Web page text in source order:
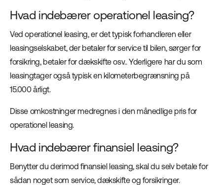
Hvad indebærer operationel leasing?
Ved operationel leasing, er det typisk forhandleren eller
leasingselskabet, der betaler for service til bilen, sørger for
forsikring, betaler for dækskifte osv.. Yderligere har du som
leasingtager også typisk en kilometerbegrænsning på
15.000 årligt.
Disse omkostninger medregnes i den månedlige pris for
operationel leasing.
Hvad indebærer finansiel leasing?
Benytter du derimod finansiel leasing, skal du selv betale for
sådan noget som service, dækskifte og forsikringer.